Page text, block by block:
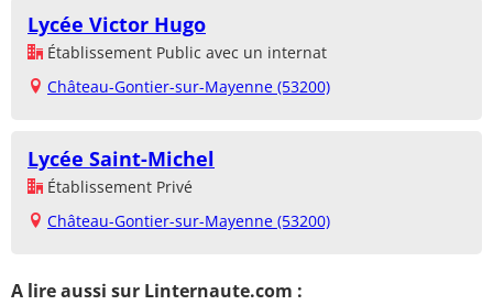
Lycée Victor Hugo
Établissement Public avec un internat
Château-Gontier-sur-Mayenne (53200)
Lycée Saint-Michel
Établissement Privé
Château-Gontier-sur-Mayenne (53200)
A lire aussi sur Linternaute.com :